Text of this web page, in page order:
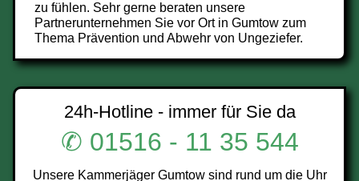
zu fühlen. Sehr gerne beraten unsere
Partnerunternehmen Sie vor Ort in Gumtow zum
Thema Prävention und Abwehr von Ungeziefer.
24h-Hotline - immer für Sie da
✆ 01516 - 11 35 544
Unsere Kammerjäger Gumtow sind rund um die Uhr